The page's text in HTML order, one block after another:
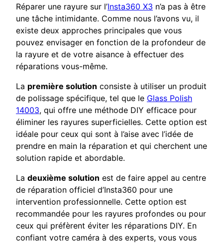
Réparer une rayure sur l’Insta360 X3 n’a pas à être
une tâche intimidante. Comme nous l’avons vu, il
existe deux approches principales que vous
pouvez envisager en fonction de la profondeur de
la rayure et de votre aisance à effectuer des
réparations vous-même.
La première solution consiste à utiliser un produit
de polissage spécifique, tel que le Glass Polish
14003, qui offre une méthode DIY efficace pour
éliminer les rayures superficielles. Cette option est
idéale pour ceux qui sont à l’aise avec l’idée de
prendre en main la réparation et qui cherchent une
solution rapide et abordable.
La deuxième solution est de faire appel au centre
de réparation officiel d’Insta360 pour une
intervention professionnelle. Cette option est
recommandée pour les rayures profondes ou pour
ceux qui préfèrent éviter les réparations DIY. En
confiant votre caméra à des experts, vous vous